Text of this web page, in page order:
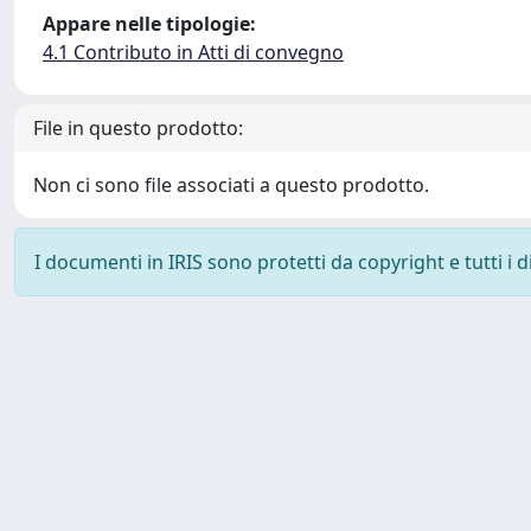
Appare nelle tipologie:
4.1 Contributo in Atti di convegno
File in questo prodotto:
Non ci sono file associati a questo prodotto.
I documenti in IRIS sono protetti da copyright e tutti i